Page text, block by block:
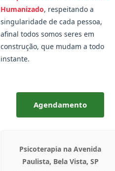
Humanizado, respeitando a
singularidade de cada pessoa,
afinal todos somos seres em
construção, que mudam a todo
instante.
Agendamento
Psicoterapia na Avenida
Paulista, Bela Vista, SP